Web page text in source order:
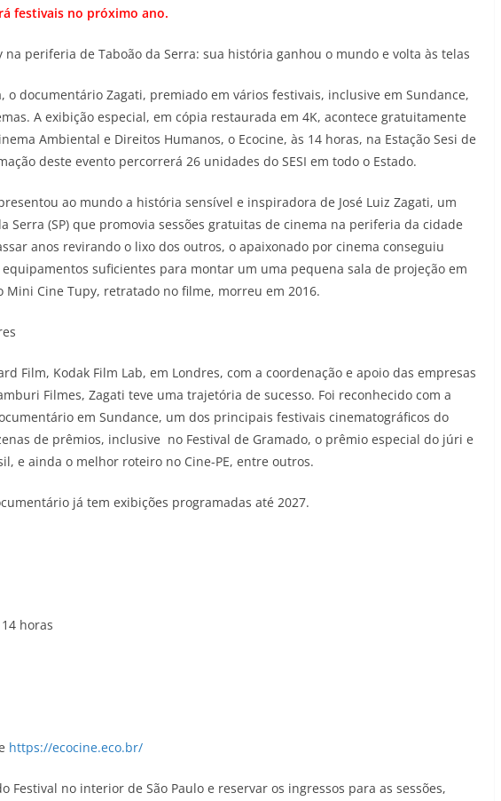
festivais no próximo ano.
na periferia de Taboão da Serra: sua história ganhou o mundo e volta às telas
o documentário Zagati, premiado em vários festivais, inclusive em Sundance,
A exibição especial, em cópia restaurada em 4K, acontece gratuitamente
Ambiental e Direitos Humanos, o Ecocine, às 14 horas, na Estação Sesi de
deste evento percorrerá 26 unidades do SESI em todo o Estado.
ao mundo a história sensível e inspiradora de José Luiz Zagati, um
Serra (SP) que promovia sessões gratuitas de cinema na periferia da cidade
anos revirando o lixo dos outros, o apaixonado por cinema conseguiu
suficientes para montar um uma pequena sala de projeção em
Mini Cine Tupy, retratado no filme, morreu em 2016.
Film, Kodak Film Lab, em Londres, com a coordenação e apoio das empresas
Filmes, Zagati teve uma trajetória de sucesso. Foi reconhecido com a
em Sundance, um dos principais festivais cinematográficos do
de prêmios, inclusive no Festival de Gramado, o prêmio especial do júri e
e ainda o melhor roteiro no Cine-PE, entre outros.
já tem exibições programadas até 2027.
horas
https://ecocine.eco.br/
Festival no interior de São Paulo e reservar os ingressos para as sessões,